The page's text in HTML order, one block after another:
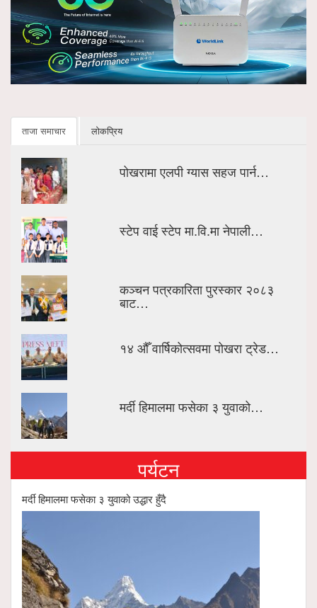
ताजा समाचार लोकप्रिय
पोखरामा एलपी ग्यास सहज पार्न…
स्टेप वाई स्टेप मा.वि.मा नेपाली…
कञ्चन पत्रकारिता पुरस्कार २०८३
बाट…
१४ औँ वार्षिकोत्सवमा पोखरा ट्रेड…
मर्दी हिमालमा फसेका ३ युवाको…
पर्यटन
मर्दी हिमालमा फसेका ३ युवाको उद्धार हुँदै